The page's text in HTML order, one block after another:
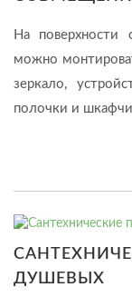
На поверхности
можно
зеркало,
полочки и
ДУШЕВЫХ